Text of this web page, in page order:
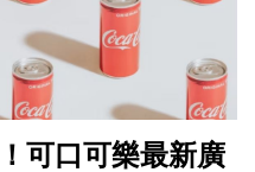
可口可樂最新廣